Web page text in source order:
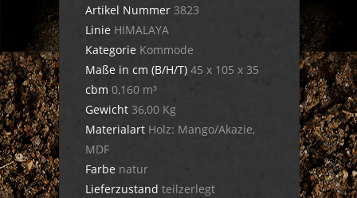
Artikel Nummer 3823
Linie HIMALAYA
Kategorie Kommode
Maße in cm (B/H/T) 45 x 105 x 35
cbm 0,160 m³
Gewicht 36,00 Kg
Materialart Holz: Mango/Akazie,
MDF
Farbe natur
Lieferzustand teilzerlegt